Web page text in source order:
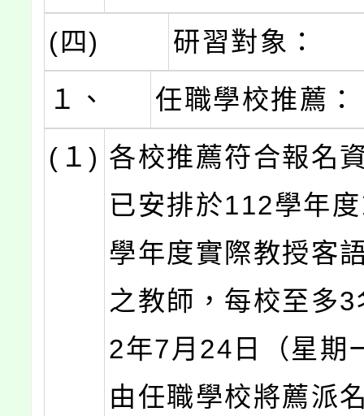
(四)
研習對象：
１、
任職學校推薦：
(１) 各校推薦符合報名
已安排於112學年
學年度實際教授客
之教師，每校至多
2年7月24日（星期
由任職學校將薦派